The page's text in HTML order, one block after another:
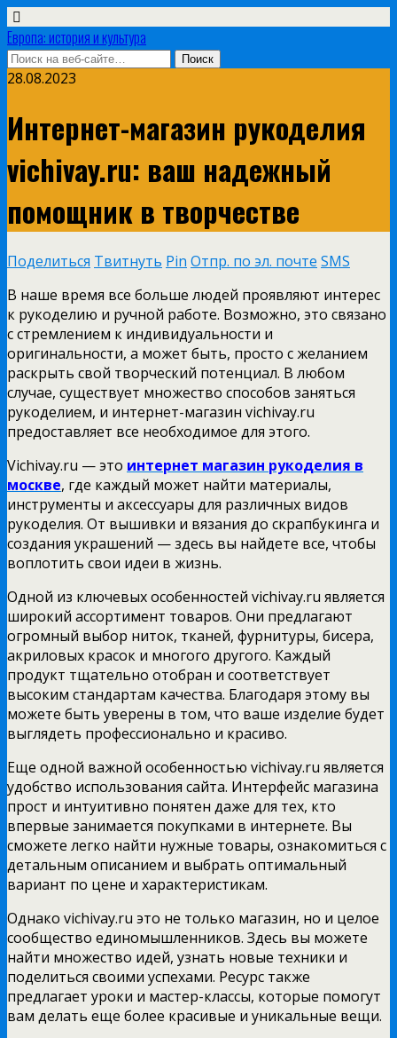
Европа: история и культура
28.08.2023
Интернет-магазин рукоделия
vichivay.ru: ваш надежный
помощник в творчестве
Поделиться Твитнуть Pin Отпр. по эл. почте SMS
В наше время все больше людей проявляют интерес
к рукоделию и ручной работе. Возможно, это связано
с стремлением к индивидуальности и
оригинальности, а может быть, просто с желанием
раскрыть свой творческий потенциал. В любом
случае, существует множество способов заняться
рукоделием, и интернет-магазин vichivay.ru
предоставляет все необходимое для этого.
Vichivay.ru — это интернет магазин рукоделия в
москве, где каждый может найти материалы,
инструменты и аксессуары для различных видов
рукоделия. От вышивки и вязания до скрапбукинга и
создания украшений — здесь вы найдете все, чтобы
воплотить свои идеи в жизнь.
Одной из ключевых особенностей vichivay.ru является
широкий ассортимент товаров. Они предлагают
огромный выбор ниток, тканей, фурнитуры, бисера,
акриловых красок и многого другого. Каждый
продукт тщательно отобран и соответствует
высоким стандартам качества. Благодаря этому вы
можете быть уверены в том, что ваше изделие будет
выглядеть профессионально и красиво.
Еще одной важной особенностью vichivay.ru является
удобство использования сайта. Интерфейс магазина
прост и интуитивно понятен даже для тех, кто
впервые занимается покупками в интернете. Вы
сможете легко найти нужные товары, ознакомиться с
детальным описанием и выбрать оптимальный
вариант по цене и характеристикам.
Однако vichivay.ru это не только магазин, но и целое
сообщество единомышленников. Здесь вы можете
найти множество идей, узнать новые техники и
поделиться своими успехами. Ресурс также
предлагает уроки и мастер-классы, которые помогут
вам делать еще более красивые и уникальные вещи.